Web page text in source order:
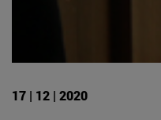
17 | 12 | 2020